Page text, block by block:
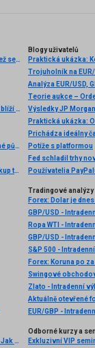
BREAKING: Zboží dlouhodobé spotřeby v USA mírně vyšší, než se očekávalo 📌
Týden na trzích: Indexy dále rostou a výsledková sezóna se blíží do svého závěru 📈📊
Vlivné americké finanční společnosti odmítají uznat společné půjčování EU jako srovnatelné s půjčováním na národní úrovni. Tím podrývají evropskou integraci a přispívají k ohrožení eura
KKR rozšiřuje spolupráci s PayPalem: odkoupí půjčky typu „kup teď, zaplať později“ až za 65 miliard eur
Blogy uživatelů
Praktická ukázka:
Trojuholník na
Teorie aukce –
Výsledky JP
Praktická ukázka:
Prichádza ideálny
Potíže s platformou
Fed schladil trhy
Používatelia
Tradingové analýzy
Forex: Dolar je
GBP/USD -
Ropa WTI -
GBP/USD -
S&P 500 -
Swingové
Zlato - Intradenní
Aktuálně otevřené
EUR/GBP -
Světový bestseller o tradingu v češtině! Úspěšní obchodníci: Jak běžní lidé porážejí Wall Street v jeho vlastní hře
Odborné kurzy a
Exkluzivní VIP